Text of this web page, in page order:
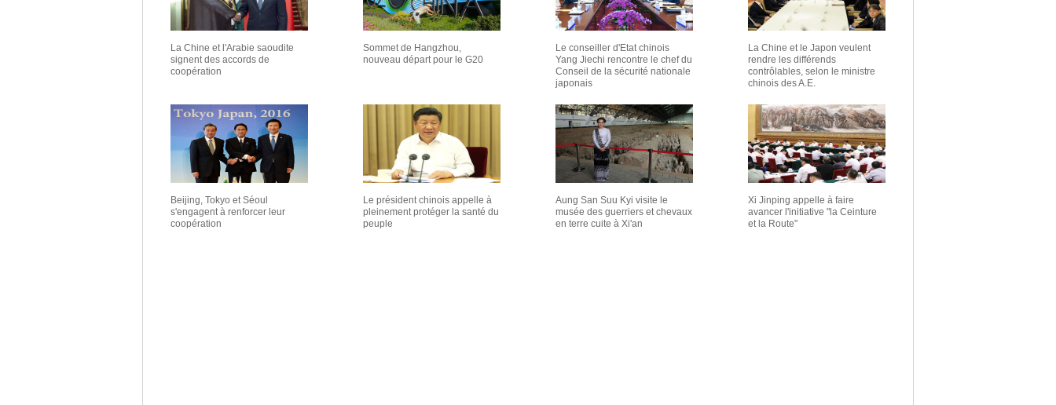
La Chine et l'Arabie saoudite
signent des accords de
coopération
Sommet de Hangzhou,
nouveau départ pour le G20
Le conseiller d'Etat chinois
Yang Jiechi rencontre le chef du
Conseil de la sécurité nationale
japonais
La Chine et le Japon veulent
rendre les différends
contrôlables, selon le ministre
chinois des A.E.
Beijing, Tokyo et Séoul
s'engagent à renforcer leur
coopération
Le président chinois appelle à
pleinement protéger la santé du
peuple
Aung San Suu Kyi visite le
musée des guerriers et chevaux
en terre cuite à Xi'an
Xi Jinping appelle à faire
avancer l'initiative "la Ceinture
et la Route"